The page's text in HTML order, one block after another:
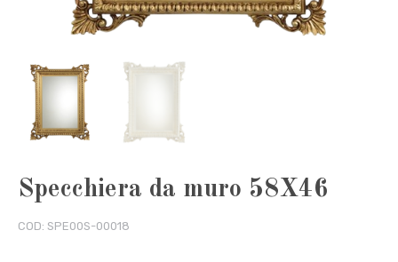
Specchiera da muro 58X46
COD: SPE00S-00018